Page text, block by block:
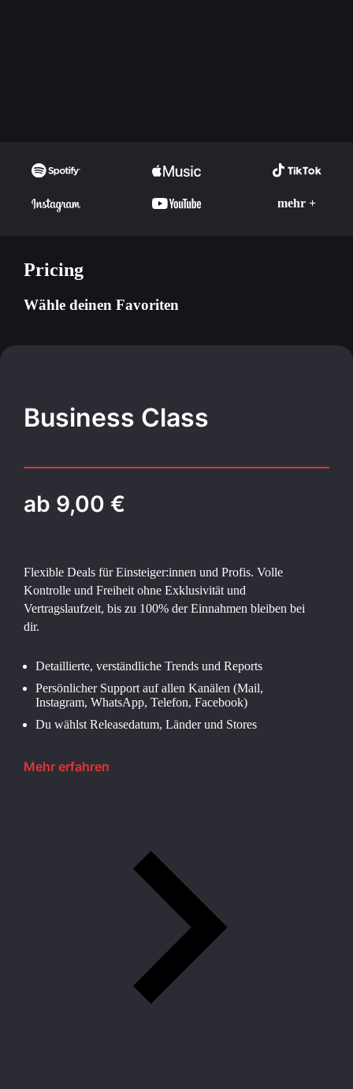
mehr +
Pricing
Wähle deinen Favoriten
Business Class
ab 9,00 €
Flexible Deals für Einsteiger:innen und Profis. Volle
Kontrolle und Freiheit ohne Exklusivität und
Vertragslaufzeit, bis zu 100% der Einnahmen bleiben bei
dir.
Detaillierte, verständliche Trends und Reports
Persönlicher Support auf allen Kanälen (Mail,
Instagram, WhatsApp, Telefon, Facebook)
Du wählst Releasedatum, Länder und Stores
Mehr erfahren